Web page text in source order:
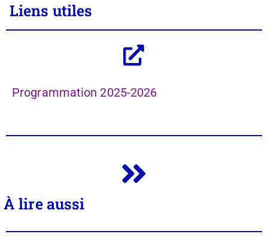
Liens utiles
Programmation 2025-2026
À lire aussi